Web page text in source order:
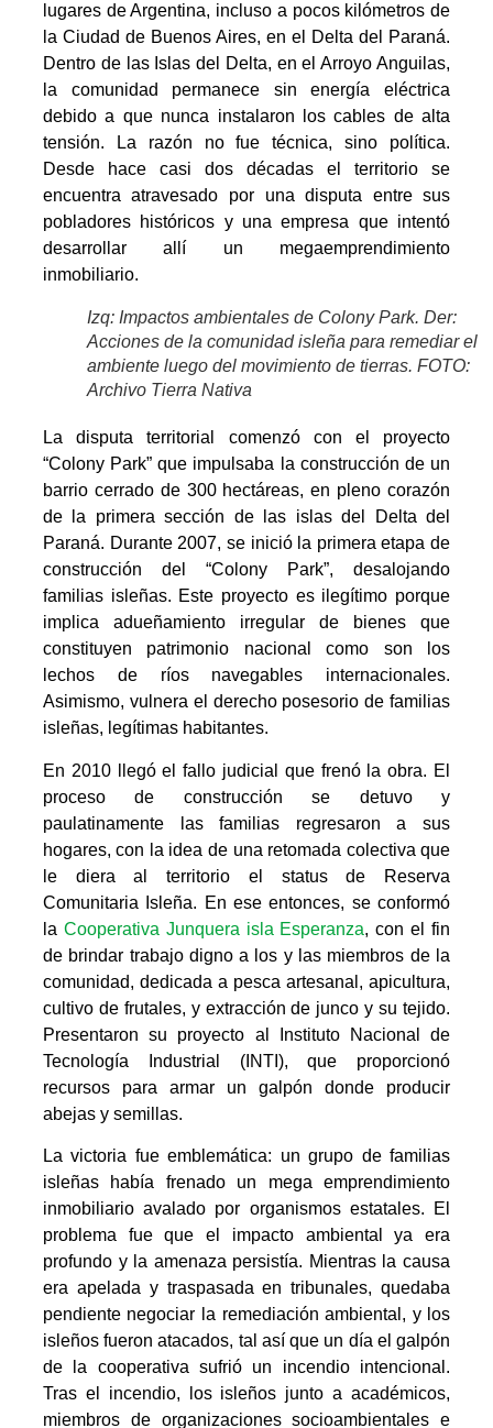
lugares de Argentina, incluso a pocos kilómetros de
la Ciudad de Buenos Aires, en el Delta del Paraná.
Dentro de las Islas del Delta, en el Arroyo Anguilas,
la comunidad permanece sin energía eléctrica
debido a que nunca instalaron los cables de alta
tensión. La razón no fue técnica, sino política.
Desde hace casi dos décadas el territorio se
encuentra atravesado por una disputa entre sus
pobladores históricos y una empresa que intentó
desarrollar allí un megaemprendimiento
inmobiliario.
Izq: Impactos ambientales de Colony Park. Der:
Acciones de la comunidad isleña para remediar el
ambiente luego del movimiento de tierras. FOTO:
Archivo Tierra Nativa
La disputa territorial comenzó con el proyecto
“Colony Park” que impulsaba la construcción de un
barrio cerrado de 300 hectáreas, en pleno corazón
de la primera sección de las islas del Delta del
Paraná. Durante 2007, se inició la primera etapa de
construcción del “Colony Park”, desalojando
familias isleñas. Este proyecto es ilegítimo porque
implica adueñamiento irregular de bienes que
constituyen patrimonio nacional como son los
lechos de ríos navegables internacionales.
Asimismo, vulnera el derecho posesorio de familias
isleñas, legítimas habitantes.
En 2010 llegó el fallo judicial que frenó la obra. El
proceso de construcción se detuvo y
paulatinamente las familias regresaron a sus
hogares, con la idea de una retomada colectiva que
le diera al territorio el status de Reserva
Comunitaria Isleña. En ese entonces, se conformó
la Cooperativa Junquera isla Esperanza, con el fin
de brindar trabajo digno a los y las miembros de la
comunidad, dedicada a pesca artesanal, apicultura,
cultivo de frutales, y extracción de junco y su tejido.
Presentaron su proyecto al Instituto Nacional de
Tecnología Industrial (INTI), que proporcionó
recursos para armar un galpón donde producir
abejas y semillas.
La victoria fue emblemática: un grupo de familias
isleñas había frenado un mega emprendimiento
inmobiliario avalado por organismos estatales. El
problema fue que el impacto ambiental ya era
profundo y la amenaza persistía. Mientras la causa
era apelada y traspasada en tribunales, quedaba
pendiente negociar la remediación ambiental, y los
isleños fueron atacados, tal así que un día el galpón
de la cooperativa sufrió un incendio intencional.
Tras el incendio, los isleños junto a académicos,
miembros de organizaciones socioambientales e